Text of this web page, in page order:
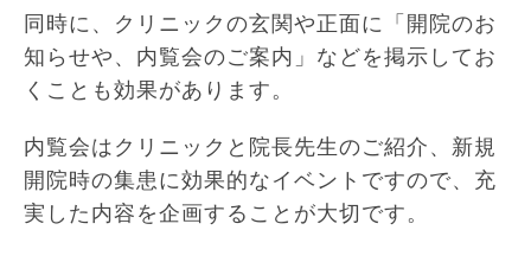
同時に、クリニックの玄関や正面に「開院のお
知らせや、内覧会のご案内」などを掲示してお
くことも効果があります。
内覧会はクリニックと院長先生のご紹介、新規
開院時の集患に効果的なイベントですので、充
実した内容を企画することが大切です。